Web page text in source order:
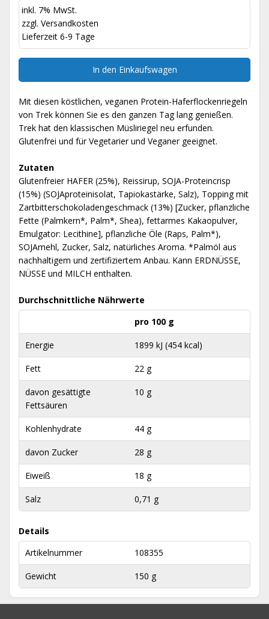
inkl. 7% MwSt.
zzgl. Versandkosten
Lieferzeit 6-9 Tage
In den Einkaufswagen
Mit diesen köstlichen, veganen Protein-Haferflockenriegeln
von Trek können Sie es den ganzen Tag lang genießen.
Trek hat den klassischen Müsliriegel neu erfunden.
Glutenfrei und für Vegetarier und Veganer geeignet.
Zutaten
Glutenfreier HAFER (25%), Reissirup, SOJA-Proteincrisp
(15%) (SOJAproteinisolat, Tapiokastärke, Salz), Topping mit
Zartbitterschokoladengeschmack (13%) [Zucker, pflanzliche
Fette (Palmkern*, Palm*, Shea), fettarmes Kakaopulver,
Emulgator: Lecithine], pflanzliche Öle (Raps, Palm*),
SOJAmehl, Zucker, Salz, natürliches Aroma. *Palmöl aus
nachhaltigem und zertifiziertem Anbau. Kann ERDNÜSSE,
NÜSSE und MILCH enthalten.
Durchschnittliche Nährwerte
pro 100 g
Energie 1899 kJ (454 kcal)
Fett 22 g
davon gesättigte
Fettsäuren
10 g
Kohlenhydrate 44 g
davon Zucker 28 g
Eiweiß 18 g
Salz 0,71 g
Details
Artikelnummer
108355
Gewicht 150 g